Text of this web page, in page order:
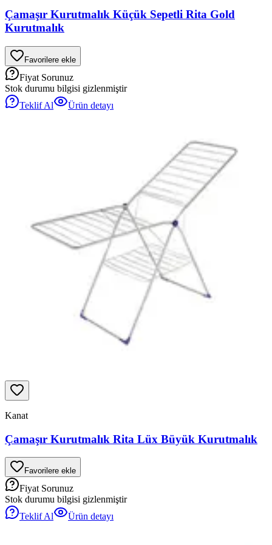
Çamaşır Kurutmalık Küçük Sepetli Rita Gold
Kurutmalık
Favorilere ekle
Fiyat Sorunuz
Stok durumu bilgisi gizlenmiştir
Teklif Al
Ürün detayı
Kanat
Çamaşır Kurutmalık Rita Lüx Büyük Kurutmalık
Favorilere ekle
Fiyat Sorunuz
Stok durumu bilgisi gizlenmiştir
Teklif Al
Ürün detayı